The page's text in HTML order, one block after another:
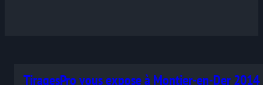
TiragesPro vous expose à Montier-en-Der 2014